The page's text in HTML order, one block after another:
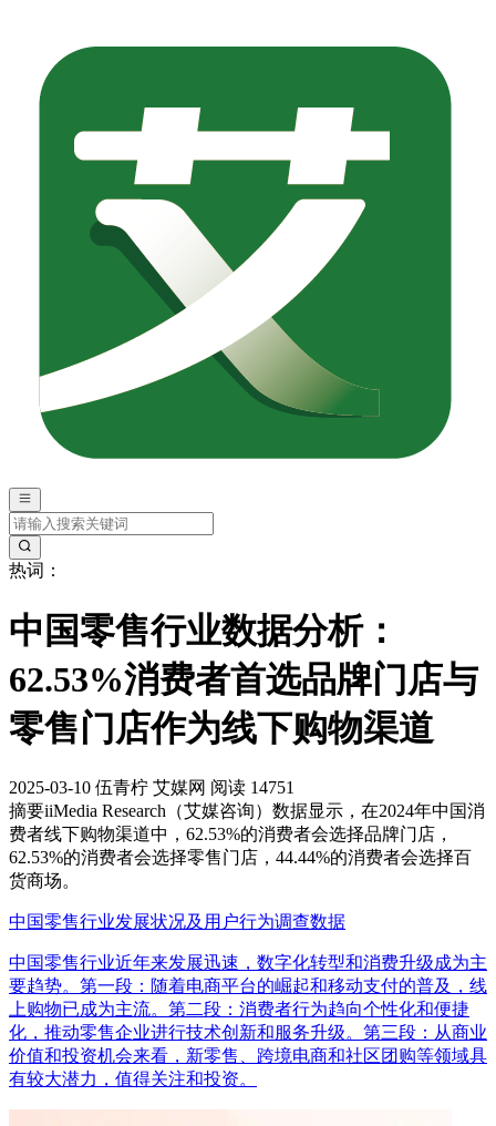
热词：
中国零售行业数据分析：
62.53%消费者首选品牌门店与
零售门店作为线下购物渠道
2025-03-10 伍青柠 艾媒网 阅读 14751
摘要iiMedia Research（艾媒咨询）数据显示，在2024年中国消
费者线下购物渠道中，62.53%的消费者会选择品牌门店，
62.53%的消费者会选择零售门店，44.44%的消费者会选择百
货商场。
中国零售行业发展状况及用户行为调查数据
中国零售行业近年来发展迅速，数字化转型和消费升级成为主
要趋势。第一段：随着电商平台的崛起和移动支付的普及，线
上购物已成为主流。第二段：消费者行为趋向个性化和便捷
化，推动零售企业进行技术创新和服务升级。第三段：从商业
价值和投资机会来看，新零售、跨境电商和社区团购等领域具
有较大潜力，值得关注和投资。